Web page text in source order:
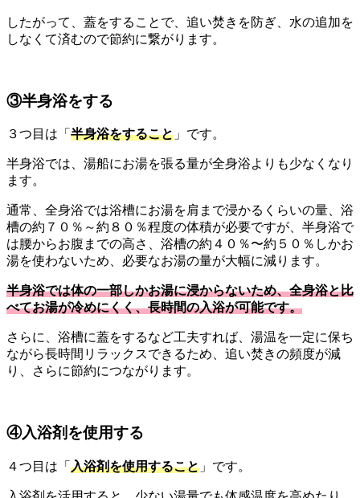
したがって、蓋をすることで、追い焚きを防ぎ、水の追加を
しなくて済むので節約に繋がります。
③半身浴をする
３つ目は「 半身浴をすること 」です。
半身浴では、湯船にお湯を張る量が全身浴よりも少なくなり
ます。
通常、全身浴では浴槽にお湯を肩まで浸かるくらいの量、浴
槽の約７０％～約８０％程度の体積が必要ですが、半身浴で
は腰からお腹までの高さ、浴槽の約４０％〜約５０％しかお
湯を使わないため、必要なお湯の量が大幅に減ります。
半身浴では体の一部しかお湯に浸からないため、全身浴と比
べてお湯が冷めにくく、長時間の入浴が可能です。
さらに、浴槽に蓋をするなど工夫すれば、湯温を一定に保ち
ながら長時間リラックスできるため、追い焚きの頻度が減
り、さらに節約につながります。
④入浴剤を使用する
４つ目は「 入浴剤を使用すること 」です。